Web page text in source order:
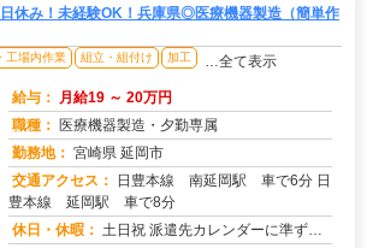
日休み！未経験OK！兵庫県◎医療機器製造（簡単作
工場内作業 組立・組付け 加工 …全て表示
給与： 月給19 ～ 20万円
職種：
医療機器製造・夕勤専属
勤務地： 宮崎県 延岡市
交通アクセス：
日豊本線 南延岡駅 車で6分 日
豊本線 延岡駅 車で8分
休日・休暇： 土日祝 派遣先カレンダーに準ずる （年数回土曜出勤有り）